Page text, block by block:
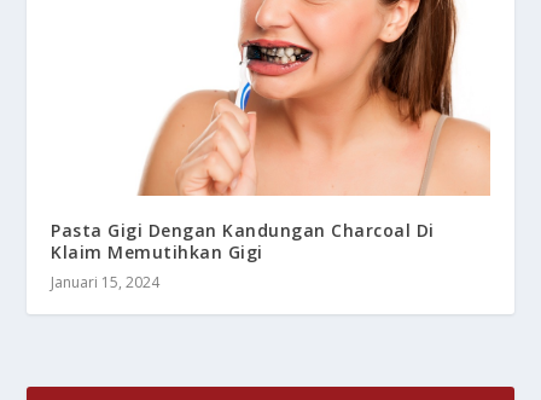
Pasta Gigi Dengan Kandungan Charcoal Di
Klaim Memutihkan Gigi
Januari 15, 2024